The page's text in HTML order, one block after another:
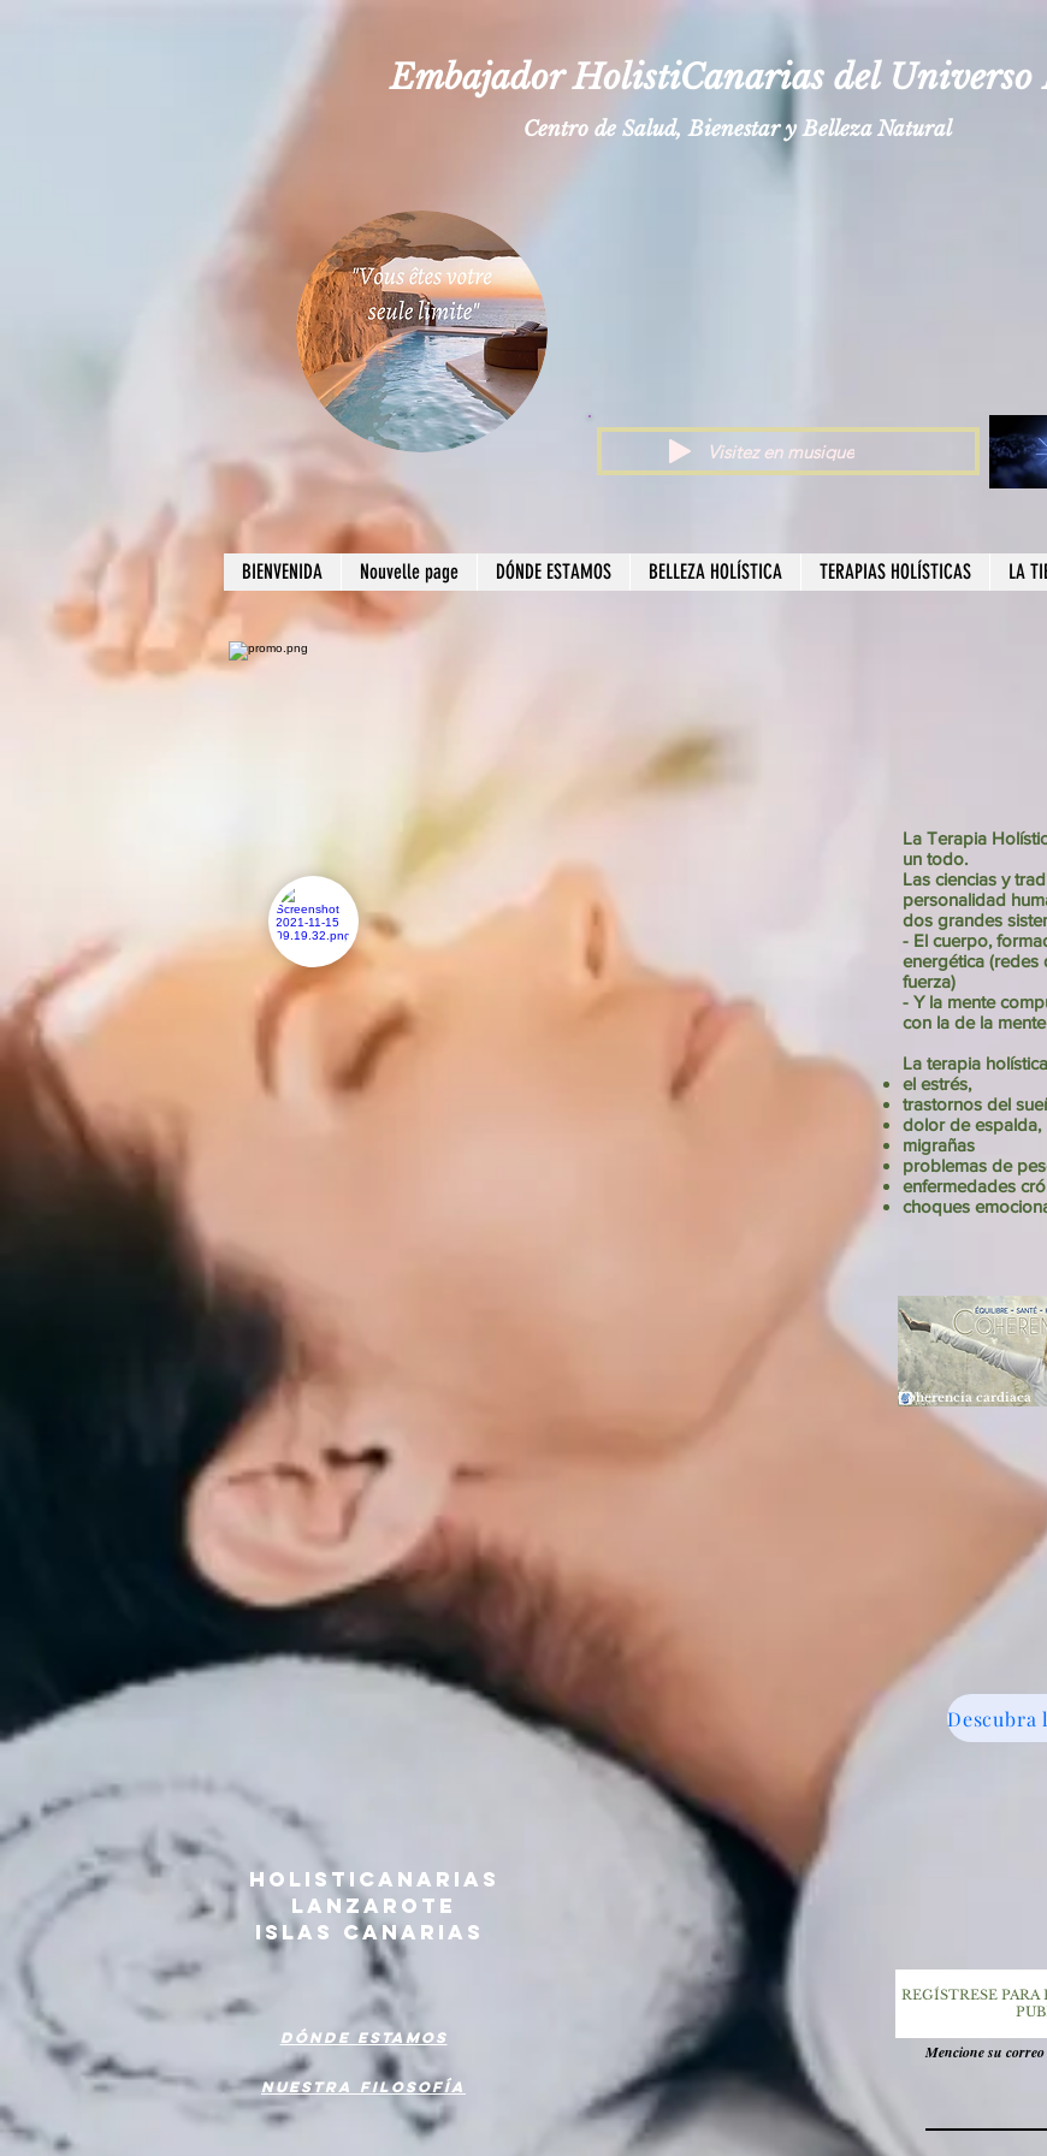
Embajador HolistiCanarias del Universo
Centro de Salud, Bienestar y Belleza Natural
Visitez en musique
BIENVENIDA Nouvelle page DÓNDE ESTAMOS BELLEZA HOLÍSTICA TERAPIAS HOLÍSTICAS LA
La Terapia
un todo.
Las ciencias y
personalidad
dos grandes
- El cuerpo,
energética (redes
fuerza)
- Y la mente
con la de la
La terapia
el estrés,
trastornos del
dolor de espalda,
migrañas
problemas de
enfermedades
choques
Coherencia cardiaca
HOLISTICANARIAS
LANZAROTE
ISLAS CANARIAS
Dónde estamos
REGÍSTRESE
Mencione su
Nuestra filosofía